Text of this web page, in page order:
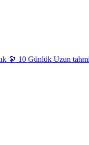
🔭 10 Günlük Uzun